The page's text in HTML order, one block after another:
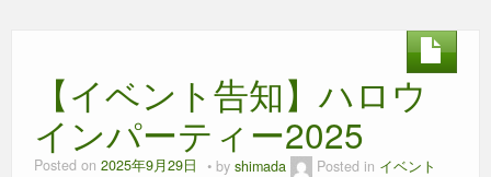
【イベント告知】ハロウ
インパーティー2025
Posted on 2025年9月29日 by shimada Posted in イベント